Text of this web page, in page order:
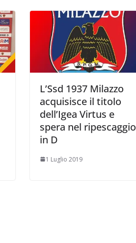
L’Ssd 1937 Milazzo
acquisisce il titolo
dell’Igea Virtus e
spera nel ripescaggio
in D
1 Luglio 2019